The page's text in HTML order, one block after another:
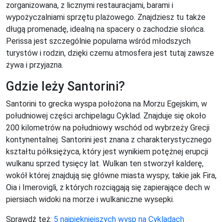
zorganizowana, z licznymi restauracjami, barami i
wypożyczalniami sprzętu plażowego. Znajdziesz tu także
długą promenadę, idealną na spacery o zachodzie słońca.
Perissa jest szczególnie popularna wśród młodszych
turystów i rodzin, dzięki czemu atmosfera jest tutaj zawsze
żywa i przyjazna.
Gdzie leży Santorini?
Santorini to grecka wyspa położona na Morzu Egejskim, w
południowej części archipelagu Cyklad. Znajduje się około
200 kilometrów na południowy wschód od wybrzeży Grecji
kontynentalnej. Santorini jest znana z charakterystycznego
kształtu półksiężyca, który jest wynikiem potężnej erupcji
wulkanu sprzed tysięcy lat. Wulkan ten stworzył kalderę,
wokół której znajdują się główne miasta wyspy, takie jak Fira,
Oia i Imerovigli, z których rozciągają się zapierające dech w
piersiach widoki na morze i wulkaniczne wysepki.
Sprawdź też: 5 najpiękniejszych wysp na Cykladach